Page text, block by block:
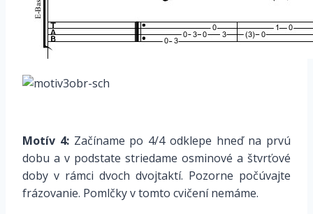
Motív 4:Začíname po 4/4 odklepe hneď na prvú
dobu a v podstate striedame osminové a štvrťové
doby v rámci dvoch dvojtaktí. Pozorne počúvajte
frázovanie. Pomlčky v tomto cvičení nemáme.